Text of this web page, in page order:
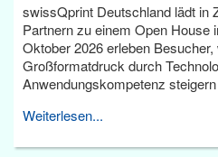
swissQprint Deutschland lädt in
Partnern zu einem Open House
Oktober 2026 erleben
Großformatdruck durch
Anwendungskompetenz
Weiterlesen...